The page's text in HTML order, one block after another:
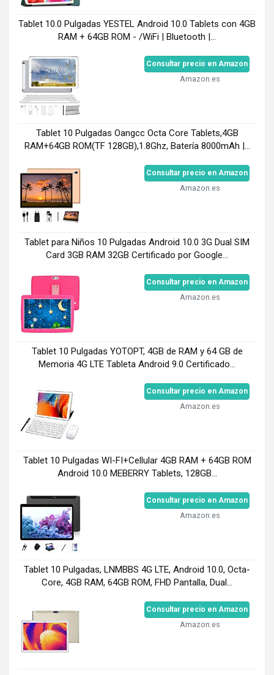
Tablet 10.0 Pulgadas YESTEL Android 10.0 Tablets con 4GB
RAM + 64GB ROM - /WiFi | Bluetooth |...
Consultar precio en Amazon
Amazon.es
Tablet 10 Pulgadas Oangcc Octa Core Tablets,4GB
RAM+64GB ROM(TF 128GB),1.8Ghz, Batería 8000mAh |...
Consultar precio en Amazon
Amazon.es
Tablet para Niños 10 Pulgadas Android 10.0 3G Dual SIM
Card 3GB RAM 32GB Certificado por Google...
Consultar precio en Amazon
Amazon.es
Tablet 10 Pulgadas YOTOPT, 4GB de RAM y 64 GB de
Memoria 4G LTE Tableta Android 9.0 Certificado...
Consultar precio en Amazon
Amazon.es
Tablet 10 Pulgadas WI-FI+Cellular 4GB RAM + 64GB ROM
Android 10.0 MEBERRY Tablets, 128GB...
Consultar precio en Amazon
Amazon.es
Tablet 10 Pulgadas, LNMBBS 4G LTE, Android 10.0, Octa-
Core, 4GB RAM, 64GB ROM, FHD Pantalla, Dual...
Consultar precio en Amazon
Amazon.es